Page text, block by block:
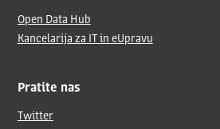
Open Data Hub
Kancelarija za IT in eUpravu
Pratite nas
Twitter